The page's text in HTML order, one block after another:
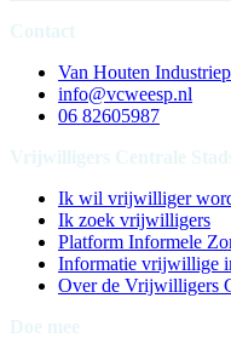
Van Houten
info@vcweesp.nl
06 82605987
Ik wil vrijwilliger
Ik zoek vrijwilligers
Platform Informele
Informatie vrijwillige
Over de Vrijwilligers